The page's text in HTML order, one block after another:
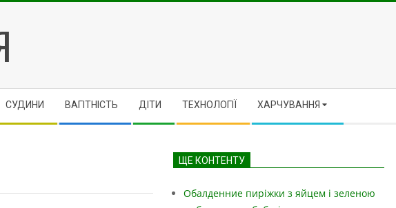
CУДИНИ ВАГІТНІСТЬ ДІТИ ТЕХНОЛОГІЇ ХАРЧУВАННЯ
ЩЕ КОНТЕНТУ
Обалденние пиріжки з яйцем і зеленою